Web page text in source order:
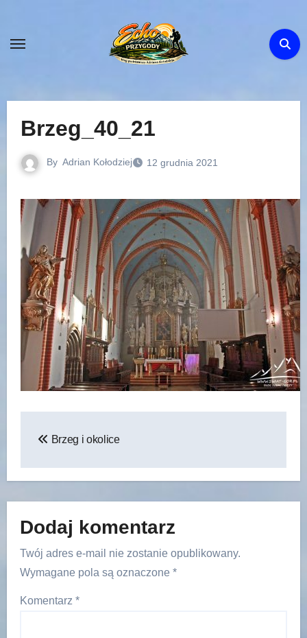
content
Brzeg_40_21
By Adrian Kołodziej 12 grudnia 2021
wpisu
Brzeg i okolice
Dodaj komentarz
Twój adres e-mail nie zostanie opublikowany.
Wymagane pola są oznaczone *
Komentarz *